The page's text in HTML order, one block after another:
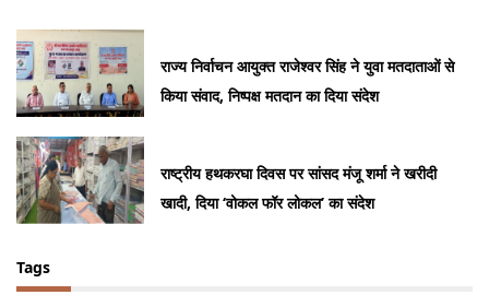
राज्य निर्वाचन आयुक्त राजेश्वर सिंह ने युवा मतदाताओं से
किया संवाद, निष्पक्ष मतदान का दिया संदेश
राष्ट्रीय हथकरघा दिवस पर सांसद मंजू शर्मा ने खरीदी
खादी, दिया ‘वोकल फॉर लोकल’ का संदेश
Tags